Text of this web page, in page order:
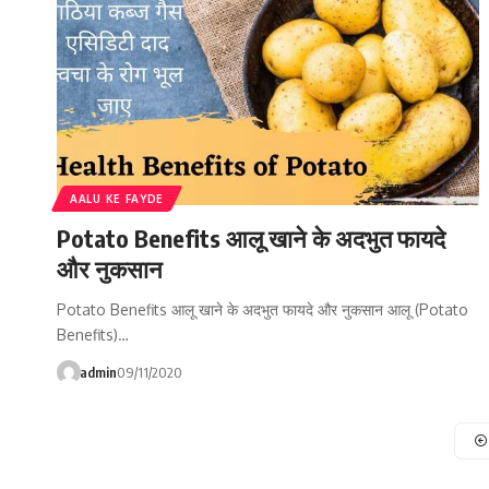
AALU KE FAYDE
Potato Benefits आलू खाने के अदभुत फायदे
और नुकसान
Potato Benefits आलू खाने के अदभुत फायदे और नुकसान आलू (Potato
Benefits)…
admin09/11/2020